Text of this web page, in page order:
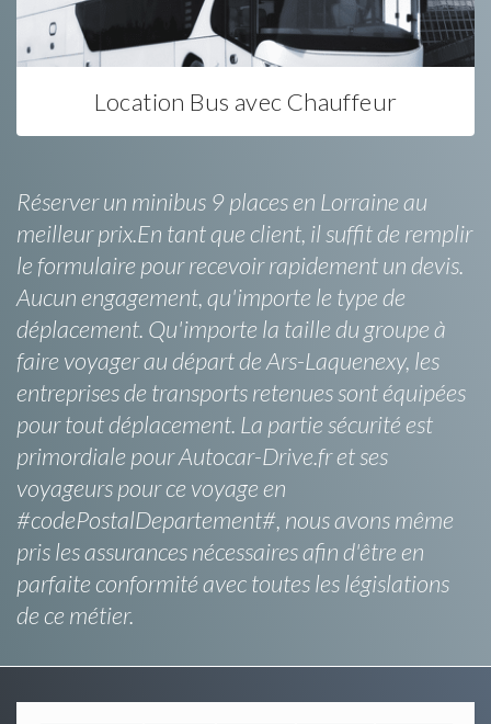
Location Bus avec Chauffeur
Réserver un minibus 9 places en Lorraine au
meilleur prix.En tant que client, il suffit de remplir
le formulaire pour recevoir rapidement un devis.
Aucun engagement, qu'importe le type de
déplacement. Qu'importe la taille du groupe à
faire voyager au départ de Ars-Laquenexy, les
entreprises de transports retenues sont équipées
pour tout déplacement. La partie sécurité est
primordiale pour Autocar-Drive.fr et ses
voyageurs pour ce voyage en
#codePostalDepartement#, nous avons même
pris les assurances nécessaires afin d'être en
parfaite conformité avec toutes les législations
de ce métier.